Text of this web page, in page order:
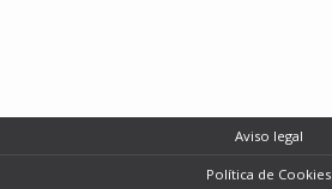
Aviso legal
Política de Cookies